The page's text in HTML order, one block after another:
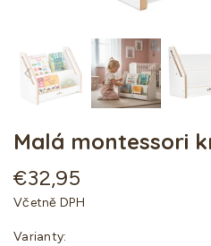
Malá montessori
Standartní
cena
€32,95
Včetně DPH
Varianty: